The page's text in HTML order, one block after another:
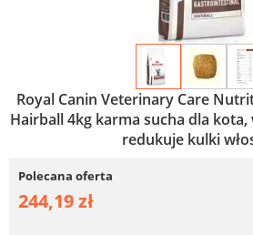
Royal Canin Veterinary Care
Hairball 4kg karma sucha dla
redukuje kulki
Polecana oferta
244,19 zł